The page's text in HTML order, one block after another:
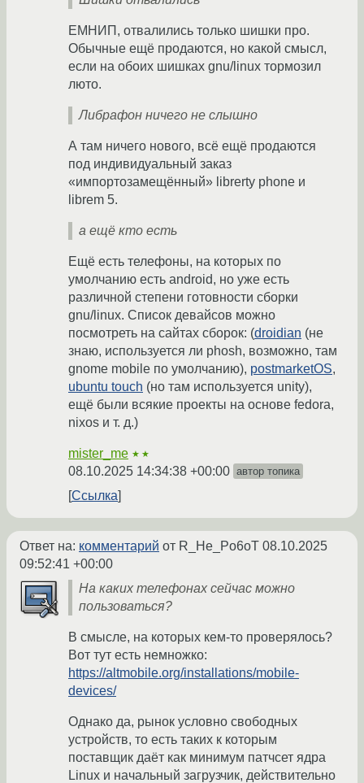
ЕМНИП, отвалились только шишки про.
Обычные ещё продаются, но какой смысл,
если на обоих шишках gnu/linux тормозил
люто.
Либрафон ничего не слышно
А там ничего нового, всё ещё продаются
под индивидуальный заказ
«импортозамещённый» librerty phone и
librem 5.
а ещё кто есть
Ещё есть телефоны, на которых по
умолчанию есть android, но уже есть
различной степени готовности сборки
gnu/linux. Список девайсов можно
посмотреть на сайтах сборок: (droidian (не
знаю, используется ли phosh, возможно, там
gnome mobile по умолчанию), postmarketOS,
ubuntu touch (но там используется unity),
ещё были всякие проекты на основе fedora,
nixos и т. д.)
mister_me ★★
08.10.2025 14:34:38 +00:00 автор топика
Ссылка
Ответ на: комментарий от R_He_Po6oT 08.10.2025
09:52:41 +00:00
На каких телефонах сейчас можно
пользоваться?
В смысле, на которых кем-то проверялось?
Вот тут есть немножко:
https://altmobile.org/installations/mobile-
devices/
Однако да, рынок условно свободных
устройств, то есть таких к которым
поставщик даёт как минимум патчсет ядра
Linux и начальный загрузчик, действительно